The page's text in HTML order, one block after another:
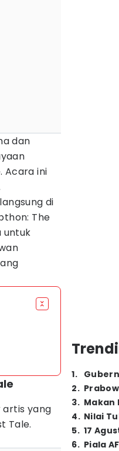
dan
Acara ini
di
The
untuk
artis yang
Tale.
1.
2.
3. Makan
4. Nilai
5. 17
6. Piala